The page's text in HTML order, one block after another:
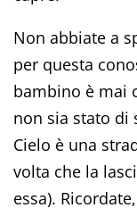
Non abbiate a
per questa
bambino è mai
non sia stato di
Cielo è una
volta che la
essa).